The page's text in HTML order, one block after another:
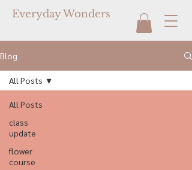
Everyday Wonders
Blog
All Posts
class
update
flower
course
All Posts